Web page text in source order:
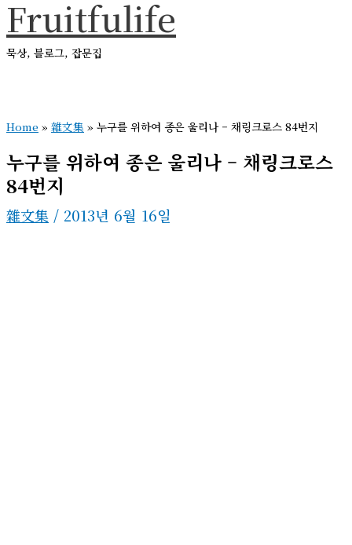
콘
텐
츠
너
뛰
기
Fruitfulife
묵상, 블로그, 잡문집
메
Home » 雜文集 » 누구를 위하여 종은 울리나 – 채링크로스 84번지
누구를 위하여 종은 울리나 – 채링크로스
84번지
雜文集 / 2013년 6월 16일